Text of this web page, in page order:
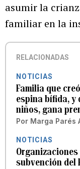
asumir la
familiar en la
RELACIONADAS
NOTICIAS
Familia que
espina bífida, y
niños, gana
Por Marga Parés
NOTICIAS
subvención del